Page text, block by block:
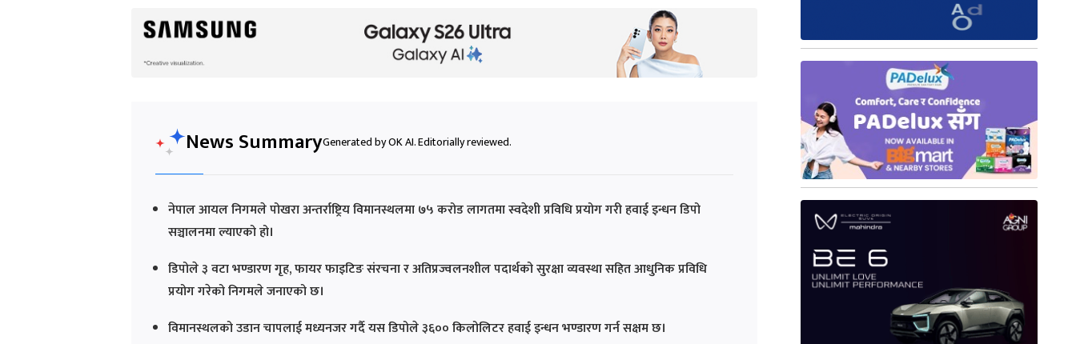
News SummaryGenerated by OK AI. Editorially reviewed.
नेपाल आयल निगमले पोखरा अन्तर्राष्ट्रिय विमानस्थलमा ७५ करोड लागतमा स्वदेशी प्रविधि प्रयोग गरी हवाई इन्धन डिपो
सञ्चालनमा ल्याएको हो।
डिपोले ३ वटा भण्डारण गृह, फायर फाइटिङ संरचना र अतिप्रज्वलनशील पदार्थको सुरक्षा व्यवस्था सहित आधुनिक प्रविधि
प्रयोग गरेको निगमले जनाएको छ।
विमानस्थलको उडान चापलाई मध्यनजर गर्दै यस डिपोले ३६०० किलोलिटर हवाई इन्धन भण्डारण गर्न सक्षम छ।